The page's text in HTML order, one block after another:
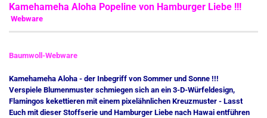
Kamehameha Aloha Popeline von Hamburger Liebe !!!
Webware
Baumwoll-Webware
Kamehameha Aloha - der Inbegriff von Sommer und Sonne !!!
Verspiele Blumenmuster schmiegen sich an ein 3-D-Würfeldesign,
Flamingos kekettieren mit einem pixelähnlichen Kreuzmuster - Lasst
Euch mit dieser Stoffserie und Hamburger Liebe nach Hawai entführen